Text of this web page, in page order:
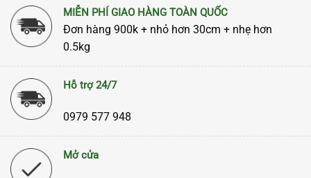
MIỄN PHÍ GIAO HÀNG TOÀN QUỐC
Đơn hàng 900k + nhỏ hơn 30cm + nhẹ hơn
0.5kg
Hỗ trợ 24/7
0979 577 948
Mở cửa